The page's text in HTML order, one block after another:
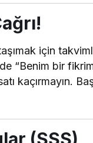
için
“Benim bir
kaçırmayın.